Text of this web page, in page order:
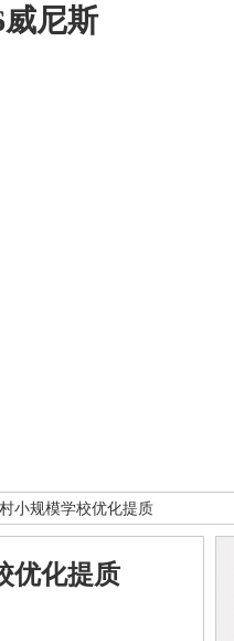
尼斯
小规模学校优化提质
优化提质